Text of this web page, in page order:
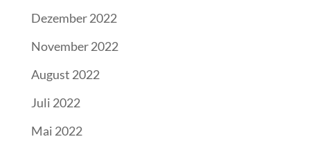
Dezember 2022
November 2022
August 2022
Juli 2022
Mai 2022